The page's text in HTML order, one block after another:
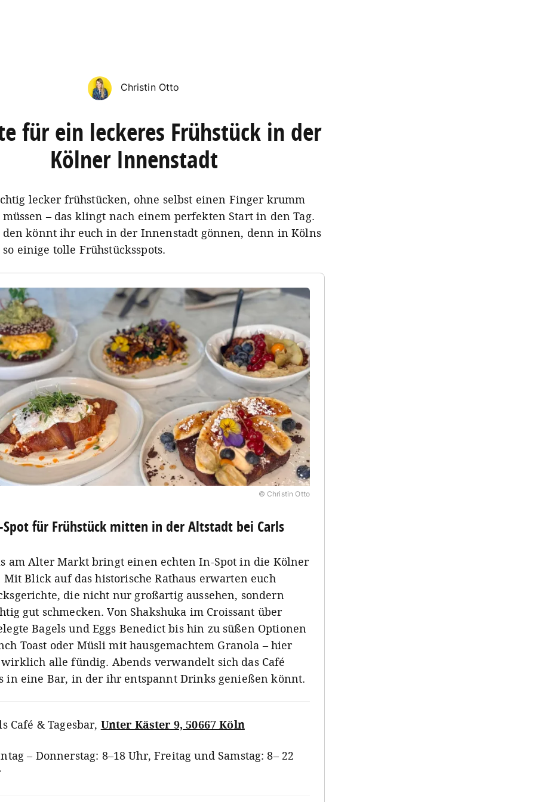
Christin Otto
für ein leckeres Frühstück in der
Kölner Innenstadt
lecker frühstücken, ohne selbst einen Finger krumm
– das klingt nach einem perfekten Start in den Tag.
den könnt ihr euch in der Innenstadt gönnen, denn in Kölns
einige tolle Frühstücksspots.
© Christin Otto
für Frühstück mitten in der Altstadt bei Carls
am Alter Markt bringt einen echten In-Spot in die Kölner
Mit Blick auf das historische Rathaus erwarten euch
die nicht nur großartig aussehen, sondern
gut schmecken. Von Shakshuka im Croissant über
Bagels und Eggs Benedict bis hin zu süßen Optionen
Toast oder Müsli mit hausgemachtem Granola – hier
alle fündig. Abends verwandelt sich das Café
in eine Bar, in der ihr entspannt Drinks genießen könnt.
Café & Tagesbar, Unter Käster 9, 50667 Köln
– Donnerstag: 8–18 Uhr, Freitag und Samstag: 8– 22